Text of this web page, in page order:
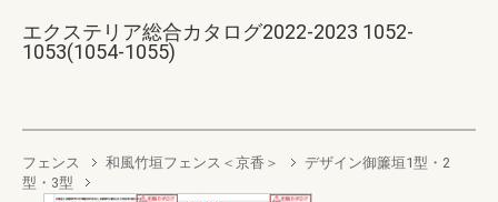
エクステリア総合カタログ2022-2023 1052-
1053(1054-1055)
フェンス 和風竹垣フェンス＜京香＞
デザイン御簾垣1型・2
型・3型